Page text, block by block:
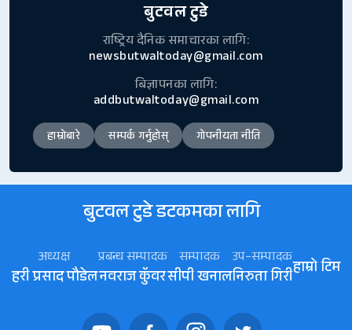
बुटवल टुडे
राष्ट्रिय दैनिक समाचारका लागि:
newsbutwaltoday@gmail.com
बिज्ञापनका लागि:
addbutwaltoday@gmail.com
हाम्रोबारे सम्पर्क गर्नुहोस् गोपनीयता नीति
बुटवल टुडे डटकमका लागि
अध्यक्ष
हरी प्रसाद पौडेल
प्रबन्ध सम्पादक
नवराज कॅुवर
सम्पादक
सीपी खनाल
उप–सम्पादक
निरुता गिरीहाम्रो टिम